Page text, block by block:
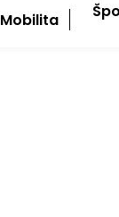
Mobilita